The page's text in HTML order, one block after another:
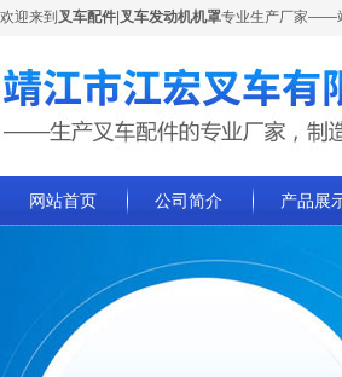
欢迎来到 叉车配件 叉车发动机机罩专业生产厂家——
网站首页 公司简介 产品展